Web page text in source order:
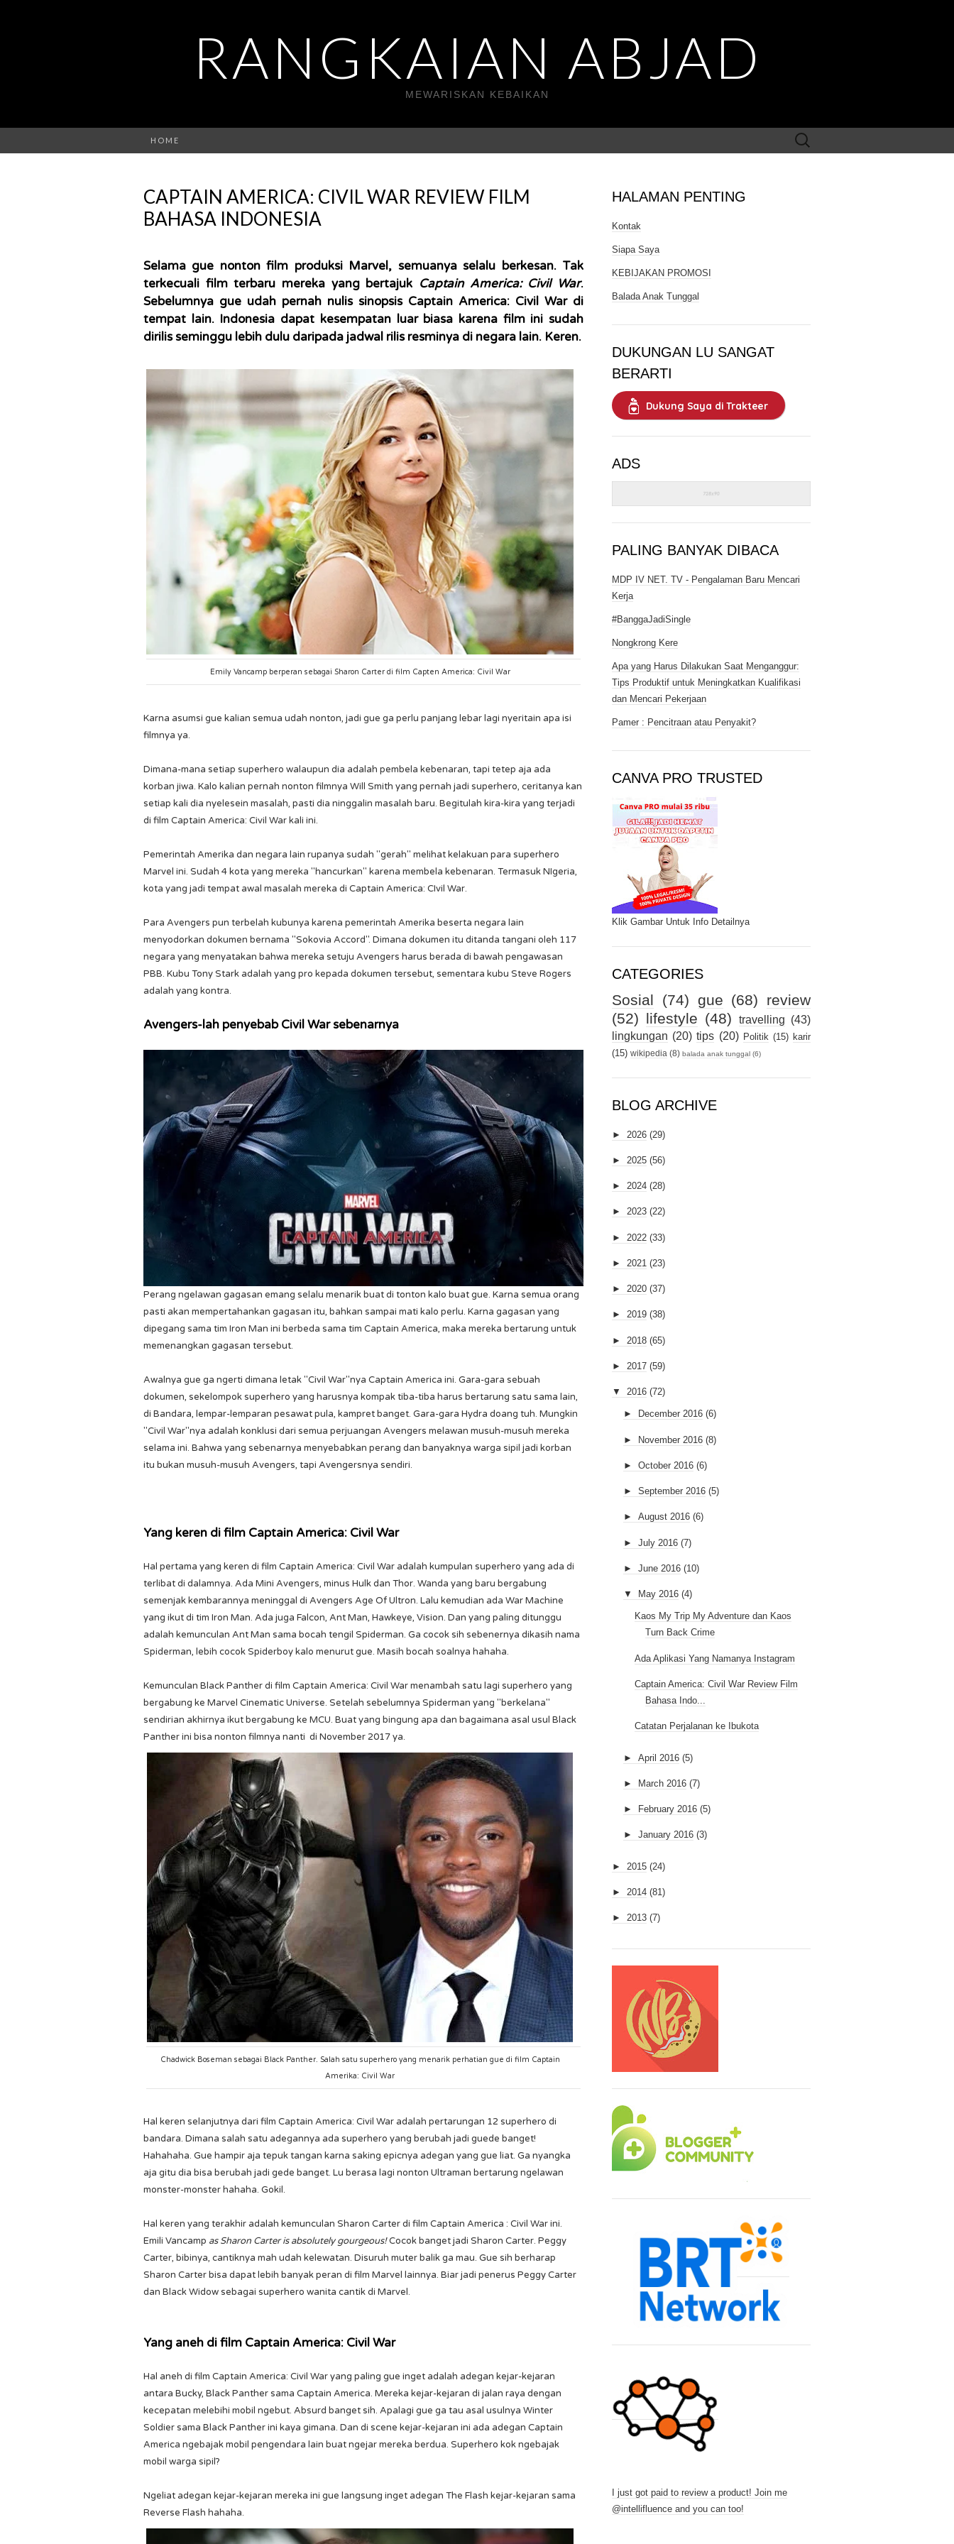
RANGKAIAN ABJAD
MEWARISKAN KEBAIKAN
HOME
Search
for:
CAPTAIN AMERICA: CIVIL WAR REVIEW FILM
BAHASA INDONESIA
Selama gue nonton film produksi Marvel, semuanya selalu berkesan. Tak
terkecuali film terbaru mereka yang bertajuk Captain America: Civil War.
Sebelumnya gue udah pernah nulis sinopsis Captain America: Civil War di
tempat lain. Indonesia dapat kesempatan luar biasa karena film ini sudah
dirilis seminggu lebih dulu daripada jadwal rilis resminya di negara lain. Keren.
Emily Vancamp berperan sebagai Sharon Carter di film Capten America: Civil War
Karna asumsi gue kalian semua udah nonton, jadi gue ga perlu panjang lebar lagi nyeritain apa isi
filmnya ya.
Dimana-mana setiap superhero walaupun dia adalah pembela kebenaran, tapi tetep aja ada
korban jiwa. Kalo kalian pernah nonton filmnya Will Smith yang pernah jadi superhero, ceritanya kan
setiap kali dia nyelesein masalah, pasti dia ninggalin masalah baru. Begitulah kira-kira yang terjadi
di film Captain America: Civil War kali ini.
Pemerintah Amerika dan negara lain rupanya sudah "gerah" melihat kelakuan para superhero
Marvel ini. Sudah 4 kota yang mereka "hancurkan" karena membela kebenaran. Termasuk NIgeria,
kota yang jadi tempat awal masalah mereka di Captain America: CIvil War.
Para Avengers pun terbelah kubunya karena pemerintah Amerika beserta negara lain
menyodorkan dokumen bernama "Sokovia Accord". Dimana dokumen itu ditanda tangani oleh 117
negara yang menyatakan bahwa mereka setuju Avengers harus berada di bawah pengawasan
PBB. Kubu Tony Stark adalah yang pro kepada dokumen tersebut, sementara kubu Steve Rogers
adalah yang kontra.
Avengers-lah penyebab Civil War sebenarnya
Perang ngelawan gagasan emang selalu menarik buat di tonton kalo buat gue. Karna semua orang
pasti akan mempertahankan gagasan itu, bahkan sampai mati kalo perlu. Karna gagasan yang
dipegang sama tim Iron Man ini berbeda sama tim Captain America, maka mereka bertarung untuk
memenangkan gagasan tersebut.
Awalnya gue ga ngerti dimana letak "Civil War"nya Captain America ini. Gara-gara sebuah
dokumen, sekelompok superhero yang harusnya kompak tiba-tiba harus bertarung satu sama lain,
di Bandara, lempar-lemparan pesawat pula, kampret banget. Gara-gara Hydra doang tuh. Mungkin
"Civil War"nya adalah konklusi dari semua perjuangan Avengers melawan musuh-musuh mereka
selama ini. Bahwa yang sebenarnya menyebabkan perang dan banyaknya warga sipil jadi korban
itu bukan musuh-musuh Avengers, tapi Avengersnya sendiri.
Yang keren di film Captain America: Civil War
Hal pertama yang keren di film Captain America: Civil War adalah kumpulan superhero yang ada di
terlibat di dalamnya. Ada Mini Avengers, minus Hulk dan Thor. Wanda yang baru bergabung
semenjak kembarannya meninggal di Avengers Age Of Ultron. Lalu kemudian ada War Machine
yang ikut di tim Iron Man. Ada juga Falcon, Ant Man, Hawkeye, Vision. Dan yang paling ditunggu
adalah kemunculan Ant Man sama bocah tengil Spiderman. Ga cocok sih sebenernya dikasih nama
Spiderman, lebih cocok Spiderboy kalo menurut gue. Masih bocah soalnya hahaha.
Kemunculan Black Panther di film Captain America: Civil War menambah satu lagi superhero yang
bergabung ke Marvel Cinematic Universe. Setelah sebelumnya Spiderman yang "berkelana"
sendirian akhirnya ikut bergabung ke MCU. Buat yang bingung apa dan bagaimana asal usul Black
Panther ini bisa nonton filmnya nanti di November 2017 ya.
Chadwick Boseman sebagai Black Panther. Salah satu superhero yang menarik perhatian gue di film Captain
Amerika: Civil War
Hal keren selanjutnya dari film Captain America: Civil War adalah pertarungan 12 superhero di
bandara. Dimana salah satu adegannya ada superhero yang berubah jadi guede banget!
Hahahaha. Gue hampir aja tepuk tangan karna saking epicnya adegan yang gue liat. Ga nyangka
aja gitu dia bisa berubah jadi gede banget. Lu berasa lagi nonton Ultraman bertarung ngelawan
monster-monster hahaha. Gokil.
Hal keren yang terakhir adalah kemunculan Sharon Carter di film Captain America : Civil War ini.
Emili Vancamp as Sharon Carter is absolutely gourgeous!Cocok banget jadi Sharon Carter. Peggy
Carter, bibinya, cantiknya mah udah kelewatan. Disuruh muter balik ga mau. Gue sih berharap
Sharon Carter bisa dapat lebih banyak peran di film Marvel lainnya. Biar jadi penerus Peggy Carter
dan Black Widow sebagai superhero wanita cantik di Marvel.
Yang aneh di film Captain America: Civil War
Hal aneh di film Captain America: Civil War yang paling gue inget adalah adegan kejar-kejaran
antara Bucky, Black Panther sama Captain America. Mereka kejar-kejaran di jalan raya dengan
kecepatan melebihi mobil ngebut. Absurd banget sih. Apalagi gue ga tau asal usulnya Winter
Soldier sama Black Panther ini kaya gimana. Dan di scene kejar-kejaran ini ada adegan Captain
America ngebajak mobil pengendara lain buat ngejar mereka berdua. Superhero kok ngebajak
mobil warga sipil?
Ngeliat adegan kejar-kejaran mereka ini gue langsung inget adegan The Flash kejar-kejaran sama
Reverse Flash hahaha.
HALAMAN PENTING
Kontak
Siapa Saya
KEBIJAKAN PROMOSI
Balada Anak Tunggal
DUKUNGAN LU SANGAT
BERARTI
Dukung Saya di Trakteer
ADS
PALING BANYAK DIBACA
MDP IV NET. TV - Pengalaman Baru Mencari
Kerja
#BanggaJadiSingle
Nongkrong Kere
Apa yang Harus Dilakukan Saat Menganggur:
Tips Produktif untuk Meningkatkan Kualifikasi
dan Mencari Pekerjaan
Pamer : Pencitraan atau Penyakit?
CANVA PRO TRUSTED
Klik Gambar Untuk Info Detailnya
CATEGORIES
Sosial (74) gue (68)
review
(52) lifestyle (48) travelling (43)
lingkungan (20) tips (20) Politik (15) karir
(15) wikipedia (8) balada anak tunggal (6)
BLOG ARCHIVE
► 2026 (29)
► 2025 (56)
► 2024 (28)
► 2023 (22)
► 2022 (33)
► 2021 (23)
► 2020 (37)
► 2019 (38)
► 2018 (65)
► 2017 (59)
▼ 2016 (72)
► December 2016 (6)
► November 2016 (8)
► October 2016 (6)
► September 2016 (5)
► August 2016 (6)
► July 2016 (7)
► June 2016 (10)
▼ May 2016 (4)
Kaos My Trip My Adventure dan Kaos
Turn Back Crime
Ada Aplikasi Yang Namanya Instagram
Captain America: Civil War Review Film
Bahasa Indo...
Catatan Perjalanan ke Ibukota
► April 2016 (5)
► March 2016 (7)
► February 2016 (5)
► January 2016 (3)
► 2015 (24)
► 2014 (81)
► 2013 (7)
I just got paid to review a product! Join me
@intellifluence and you can too!